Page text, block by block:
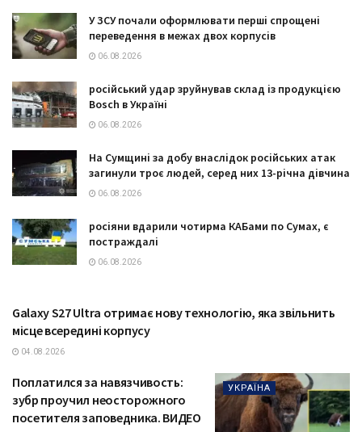
У ЗСУ почали оформлювати перші спрощені
переведення в межах двох корпусів
06.08.2026
російський удар зруйнував склад із продукцією
Bosch в Україні
06.08.2026
На Сумщині за добу внаслідок російських атак
загинули троє людей, серед них 13-річна дівчина
06.08.2026
росіяни вдарили чотирма КАБами по Сумах, є
постраждалі
06.08.2026
ТЕХНОЛОГІЇ
Galaxy S27 Ultra отримає нову технологію, яка звільнить
місце всередині корпусу
04.08.2026
УКРАЇНА
Поплатился за навязчивость:
зубр проучил неосторожного
посетителя заповедника. ВИДЕО